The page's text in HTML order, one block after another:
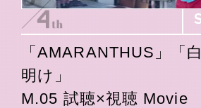
「AMARANTHUS」「
明け」
M.05 試聴×視聴 Movie